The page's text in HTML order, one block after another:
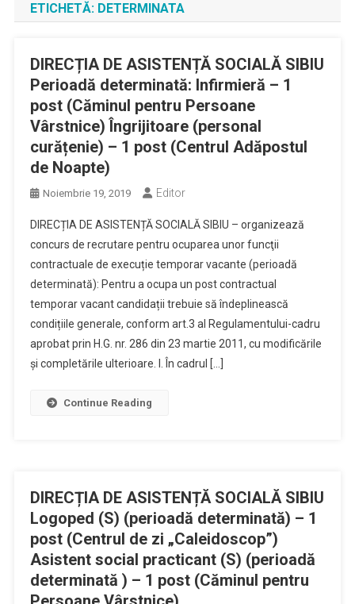
ETICHETĂ: DETERMINATA
DIRECȚIA DE ASISTENȚĂ SOCIALĂ SIBIU
Perioadă determinată: Infirmieră – 1
post (Căminul pentru Persoane
Vârstnice) Îngrijitoare (personal
curățenie) – 1 post (Centrul Adăpostul
de Noapte)
Noiembrie 19, 2019 Editor
DIRECȚIA DE ASISTENȚĂ SOCIALĂ SIBIU – organizează
concurs de recrutare pentru ocuparea unor funcţii
contractuale de execuție temporar vacante (perioadă
determinată): Pentru a ocupa un post contractual
temporar vacant candidații trebuie să îndeplinească
condițiile generale, conform art.3 al Regulamentului-cadru
aprobat prin H.G. nr. 286 din 23 martie 2011, cu modificările
și completările ulterioare. I. În cadrul […]
Continue Reading
DIRECȚIA DE ASISTENȚĂ SOCIALĂ SIBIU
Logoped (S) (perioadă determinată) – 1
post (Centrul de zi „Caleidoscop”)
Asistent social practicant (S) (perioadă
determinată ) – 1 post (Căminul pentru